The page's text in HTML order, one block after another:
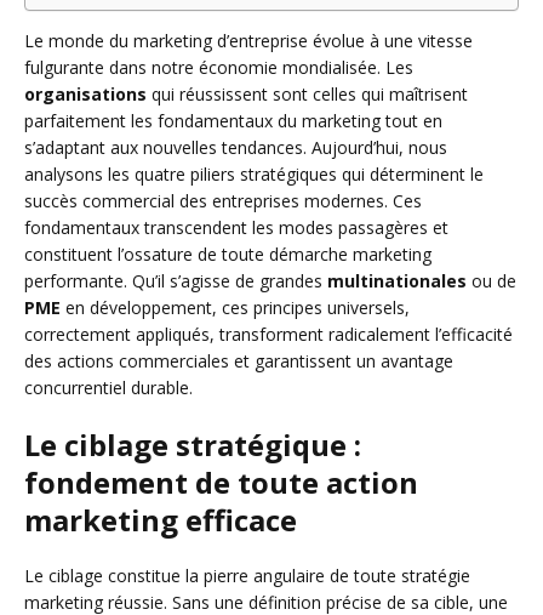
Le monde du marketing d’entreprise évolue à une vitesse
fulgurante dans notre économie mondialisée. Les
organisations qui réussissent sont celles qui maîtrisent
parfaitement les fondamentaux du marketing tout en
s’adaptant aux nouvelles tendances. Aujourd’hui, nous
analysons les quatre piliers stratégiques qui déterminent le
succès commercial des entreprises modernes. Ces
fondamentaux transcendent les modes passagères et
constituent l’ossature de toute démarche marketing
performante. Qu’il s’agisse de grandes multinationales ou de
PME en développement, ces principes universels,
correctement appliqués, transforment radicalement l’efficacité
des actions commerciales et garantissent un avantage
concurrentiel durable.
Le ciblage stratégique :
fondement de toute action
marketing efficace
Le ciblage constitue la pierre angulaire de toute stratégie
marketing réussie. Sans une définition précise de sa cible, une